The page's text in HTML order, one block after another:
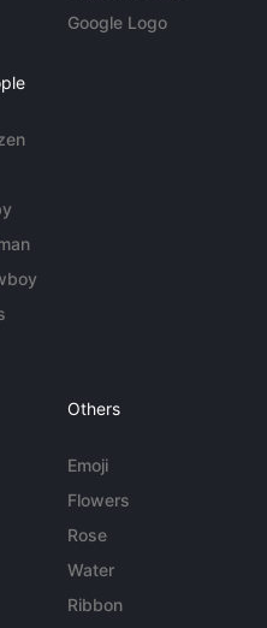
Google Logo
Others
Emoji
Flowers
Rose
Water
Ribbon